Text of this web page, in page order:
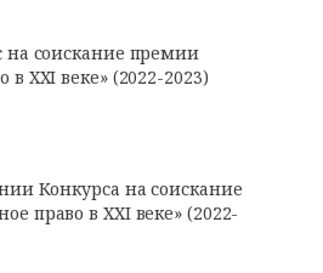
на соискание премии
XXI веке» (2022-2023)
Конкурса на соискание
право в XXI веке» (2022-